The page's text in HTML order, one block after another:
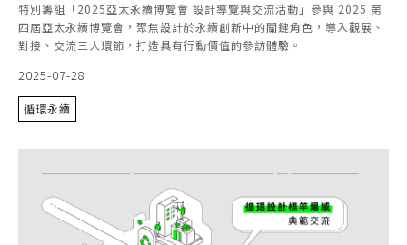
特別籌組「2025亞太永續博覽會 設計導覽與交流活動」參與 2025 第
四屆亞太永續博覽會，聚焦設計於永續創新中的關鍵角色，導入觀展、
對接、交流三大環節，打造具有行動價值的參訪體驗。
2025-07-28
循環永續